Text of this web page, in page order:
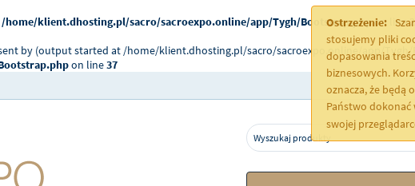
/home/klient.dhosting.pl/sacro/sacroexpo.online/app/Tygh/Bootstrap.phpon line
by (output started at /home/klient.dhosting.pl/sacro/sacroexpo.online/app/Tygh/
on line37
Ostrzeżenie:
stosujemy pliki
dopasowania
biznesowych.
oznacza, że będą
Państwo dokonać
swojej